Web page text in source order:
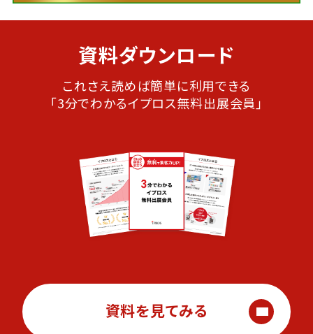
資料ダウンロード
これさえ読めば簡単に利用できる
「3分でわかるイプロス無料出展会員」
資料を見てみる